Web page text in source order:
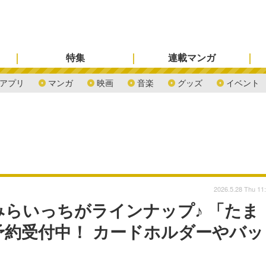
プリ マンガ 映画 音楽 グッズ イベント
特集 連載マンガ
いっちがラインナップ♪ 「たま
受付中！ カードホルダーやバッ
2026.5.28 Thu